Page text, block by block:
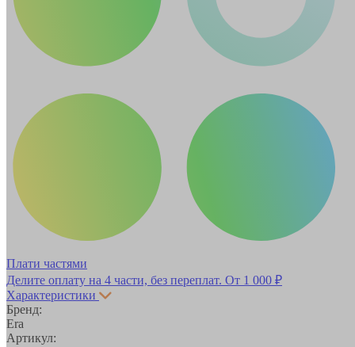
Плати частями
Делите оплату на 4 части, без переплат. От 1 000 ₽
Характеристики
Бренд:
Era
Артикул: